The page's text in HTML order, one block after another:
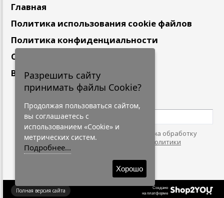
Главная
Политика использования cookie файлов
Политика конфиденциальности
Сотрудничество
Вакансии
Подпишитесь
Нажимая на кнопку, я даю согласие на обработку
персональных данных. С условиями
"Политики
Конфидециальности"
Создано
на платформе
Полная версия сайта
Разрешить сайту
принимать файлы Cookie?
Продолжая пользоваться сайтом,
вы соглашаетесь с
использованием «Cookie» и
метрических систем.
Подробнее...
Хорошо